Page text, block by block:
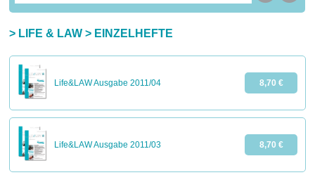
> LIFE & LAW > EINZELHEFTE
Life&LAW Ausgabe 2011/04 8,70 €
Life&LAW Ausgabe 2011/03 8,70 €